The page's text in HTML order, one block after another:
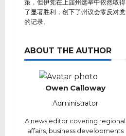
策，但伊党在上届州选举中依然取得
了显著胜利，创下了州议会零反对党
的记录。
ABOUT THE AUTHOR
Owen Calloway
Administrator
A news editor covering regional
affairs, business developments